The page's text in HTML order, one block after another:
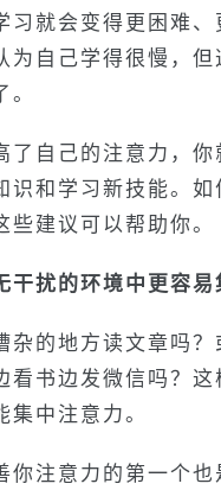
习就会变得更困难、
为自己学得很慢，但
。
了自己的注意力，你
识和学习新技能。如
些建议可以帮助你。
干扰的环境中更容易
杂的地方读文章吗？
看书边发微信吗？
集中注意力。
你注意力的第一个